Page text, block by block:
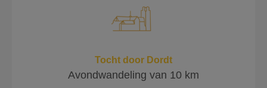
Tocht door Dordt
Avondwandeling van 10 km